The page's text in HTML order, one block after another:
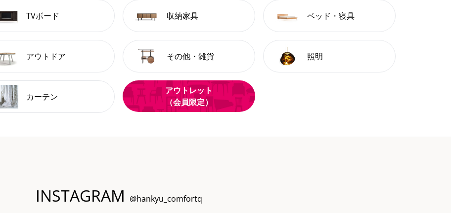
TVボード 収納家具 ベッド・寝具
アウトドア その他・雑貨 照明
カーテン
アウトレット
（会員限定）
INSTAGRAM @hankyu_comfortq